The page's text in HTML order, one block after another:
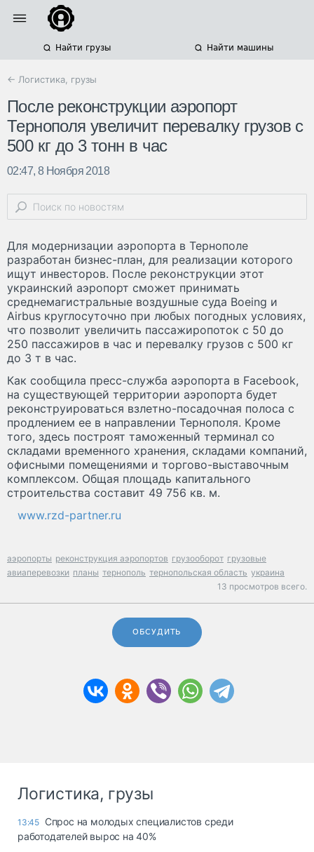
Найти грузы Найти машины
← Логистика, грузы
После реконструкции аэропорт
Тернополя увеличит перевалку грузов с
500 кг до 3 тонн в час
02:47, 8 Ноября 2018
Для модернизации аэропорта в Тернополе
разработан бизнес-план, для реализации которого
ищут инвесторов. После реконструкции этот
украинский аэропорт сможет принимать
среднемагистральные воздушные суда Boeing и
Airbus круглосуточно при любых погодных условиях,
что позволит увеличить пассажиропоток с 50 до
250 пассажиров в час и перевалку грузов с 500 кг
до 3 т в час.
Как сообщила пресс-служба аэропорта в Facebook,
на существующей территории аэропорта будет
реконструироваться взлетно-посадочная полоса с
продлением ее в направлении Тернополя. Кроме
того, здесь построят таможенный терминал со
складами временного хранения, складами компаний,
офисными помещениями и торгово-выставочным
комплексом. Общая площадь капитального
строительства составит 49 756 кв. м.
www.rzd-partner.ru
аэропорты реконструкция аэропортов грузооборот грузовые
авиаперевозки планы тернополь тернопольская область украина
13 просмотров всего.
ОБСУДИТЬ
Логистика, грузы
13:45 Спрос на молодых специалистов среди
работодателей вырос на 40%